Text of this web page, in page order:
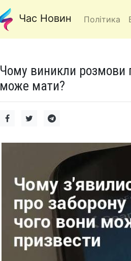
Час Новин Політика
Чому виникли розмови
може мати?